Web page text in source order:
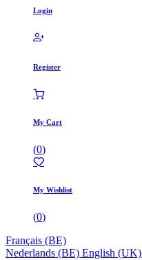
Login
Register
My Cart
(0)
My Wishlist
(0)
Français (BE)
Nederlands (BE) English (UK)